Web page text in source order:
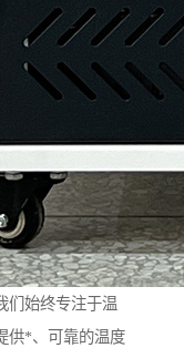
们始终专注于温
供*、可靠的温度